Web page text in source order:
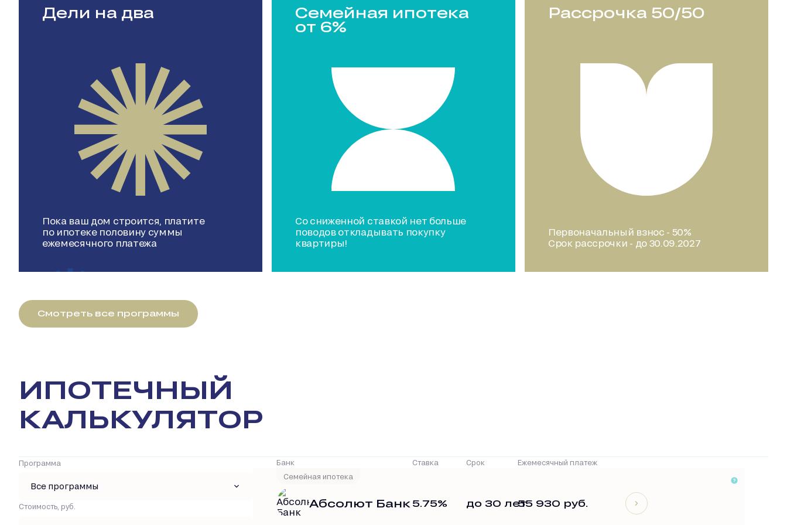
Дели на два
Пока ваш дом строится, платите
по ипотеке половину суммы
ежемесячного платежа
Семейная ипотека
от 6%
Со сниженной ставкой нет больше
поводов откладывать покупку
квартиры!
Рассрочка 50/50
Первоначальный взнос - 50%
Срок рассрочки - до 30.09.2027
Смотреть все программы
ИПОТЕЧНЫЙ
КАЛЬКУЛЯТОР
Программа
Все программы
Стоимость, руб.
Банк Ставка Срок
Ежемесячный платеж
Семейная ипотека
Абсолют Банк 5.75% до 30 лет55 930 руб.